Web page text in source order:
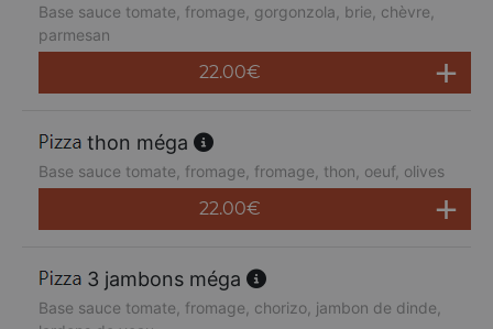
Base sauce tomate, fromage, gorgonzola, brie, chèvre,
parmesan
22.00€
thon méga
Base sauce tomate, fromage, fromage, thon, oeuf, olives
22.00€
3 jambons méga
Base sauce tomate, fromage, chorizo, jambon de dinde,